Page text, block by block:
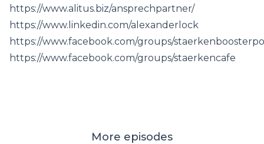
https://www.alitus.biz/ansprechpartner/
https://www.linkedin.com/alexanderlock
https://www.facebook.com/groups/
https://www.facebook.com/groups/staerkencafe
More episodes